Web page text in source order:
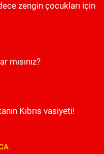
zengin çocukları için
mısınız?
Kıbrıs vasiyeti!